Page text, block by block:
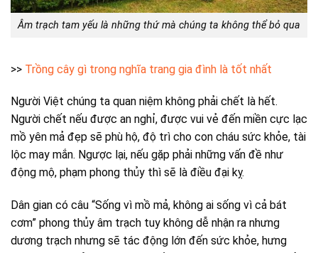
Âm trạch tam yếu là những thứ mà chúng ta không thể bỏ qua
>> Trồng cây gì trong nghĩa trang gia đình là tốt nhất
Người Việt chúng ta quan niệm không phải chết là hết.
Người chết nếu được an nghỉ, được vui vẻ đến miền cực lạc
mồ yên mả đẹp sẽ phù hộ, độ trì cho con cháu sức khỏe, tài
lộc may mắn. Ngược lại, nếu gặp phải những vấn đề như
động mộ, phạm phong thủy thì sẽ là điều đại kỵ.
Dân gian có câu “Sống vì mồ mả, không ai sống vì cả bát
cơm” phong thủy âm trạch tuy không dễ nhận ra nhưng
dương trạch nhưng sẽ tác động lớn đến sức khỏe, hưng